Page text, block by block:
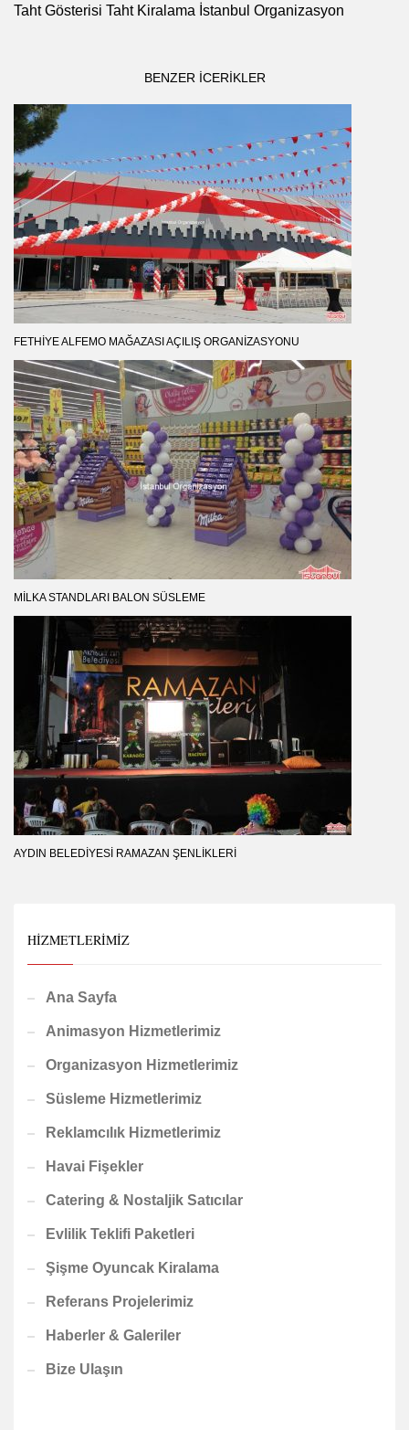
Taht Gösterisi Taht Kiralama İstanbul Organizasyon
BENZER ICERIKLER
FETHIYE ALFEMO MAĞAZASI AÇILIŞ ORGANIZASYONU
MILKA STANDLARI BALON SÜSLEME
AYDIN BELEDIYESI RAMAZAN ŞENLIKLERI
HIZMETLERIMIZ
Ana Sayfa
Animasyon Hizmetlerimiz
Organizasyon Hizmetlerimiz
Süsleme Hizmetlerimiz
Reklamcılık Hizmetlerimiz
Havai Fişekler
Catering & Nostaljik Satıcılar
Evlilik Teklifi Paketleri
Şişme Oyuncak Kiralama
Referans Projelerimiz
Haberler & Galeriler
Bize Ulaşın